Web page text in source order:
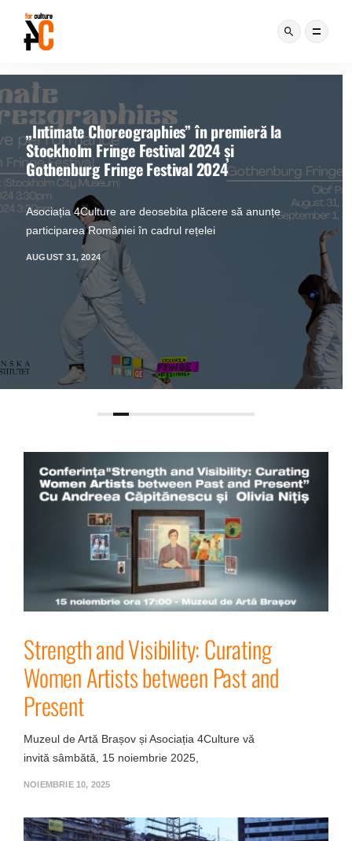
la Open Call DanceWEB
Deadline: 9 februarie 2024 Aplicațiile se
communication@4culture.ro cu subiectul
IANUARIE 22, 2024
Strength and Visibility: Curating
Women Artists between Past and
Present
Muzeul de Artă Brașov și Asociația 4Culture vă
invită sâmbătă, 15 noiembrie 2025,
NOIEMBRIE 10, 2025